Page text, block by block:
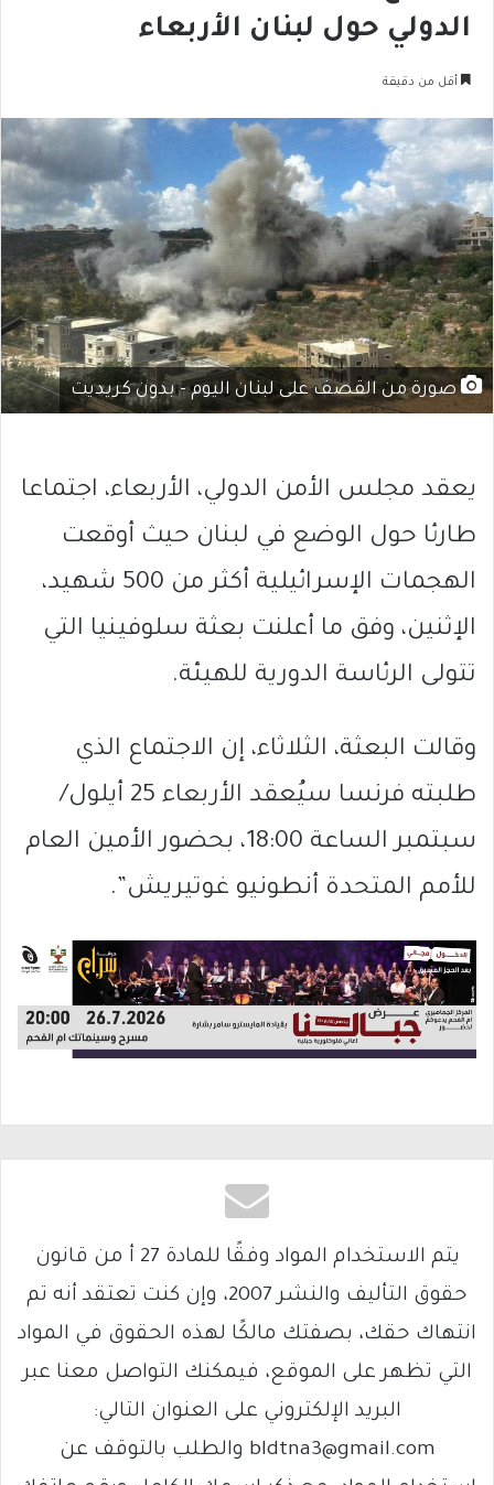
الدولي حول لبنان الأربعاء
أقل من دقيقة
صورة من القصف على لبنان اليوم - بدون كريديت
يعقد مجلس الأمن الدولي، الأربعاء، اجتماعا
طارئا حول الوضع في لبنان حيث أوقعت
الهجمات الإسرائيلية أكثر من 500 شهيد،
الإثنين، وفق ما أعلنت بعثة سلوفينيا التي
تتولى الرئاسة الدورية للهيئة.
وقالت البعثة، الثلاثاء، إن الاجتماع الذي
طلبته فرنسا سيُعقد الأربعاء 25 أيلول/
سبتمبر الساعة 18:00، بحضور الأمين العام
للأمم المتحدة أنطونيو غوتيريش”.
يتم الاستخدام المواد وفقًا للمادة 27 أ من قانون
حقوق التأليف والنشر 2007، وإن كنت تعتقد أنه تم
انتهاك حقك، بصفتك مالكًا لهذه الحقوق في المواد
التي تظهر على الموقع، فيمكنك التواصل معنا عبر
البريد الإلكتروني على العنوان التالي:
bldtna3@gmail.com والطلب بالتوقف عن